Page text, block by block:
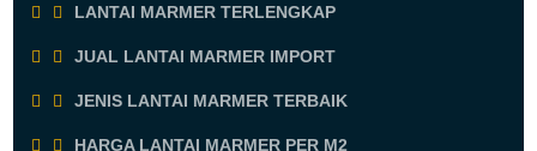
LANTAI MARMER TERLENGKAP
JUAL LANTAI MARMER IMPORT
JENIS LANTAI MARMER TERBAIK
HARGA LANTAI MARMER PER M2